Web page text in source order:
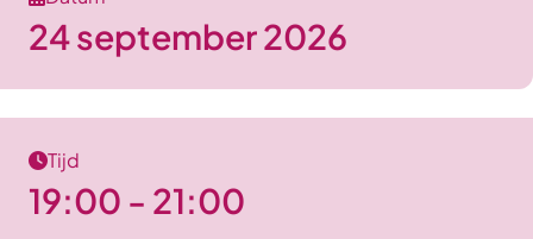
24 september 2026
Tijd
19:00 - 21:00